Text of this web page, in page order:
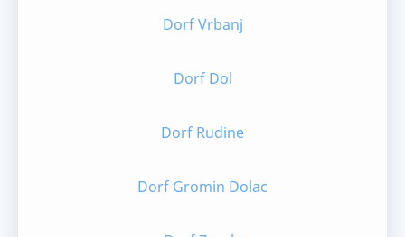
Dorf Vrbanj
Dorf Dol
Dorf Rudine
Dorf Gromin Dolac